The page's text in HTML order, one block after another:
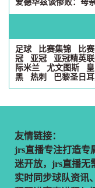
爱德华兹谈惨败：母
足球 比赛集锦 比
冠
亚冠 亚冠精英
际米兰
尤文图斯
黑
热刺 巴黎圣日
友情链接：
jrs直播专注打造专
迷开放，jrs直播无
实时同步球队资讯